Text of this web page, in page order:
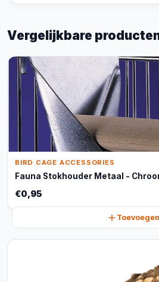
Vergelijkbare
BIRD CAGE ACCESSORIES
Fauna Stokhouder Metaal -
€0,95
Toevoegen